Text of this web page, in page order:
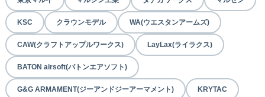
KSC クラウンモデル WA(ウエスタンアームズ)
CAW(クラフトアップルワークス) LayLax(ライラクス)
BATON airsoft(バトンエアソフト)
G&G ARMAMENT(ジーアンドジーアーマメント) KRYTAC